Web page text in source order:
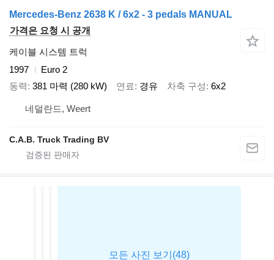
Mercedes-Benz 2638 K / 6x2 - 3 pedals MANUAL
가격은 요청 시 공개
케이블 시스템 트럭
1997
Euro 2
동력 381 마력 (280 kW) 연료 경유 차축 구성 6x2
네덜란드, Weert
C.A.B. Truck Trading BV